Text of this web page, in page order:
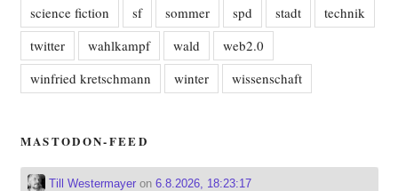
science fiction sf sommer spd stadt
technik
twitter
wahlkampf wald
web2.0
winfried kretschmann
winter wissenschaft
MASTODON-FEED
Till Westermayeron 6.8.2026, 18:23:17